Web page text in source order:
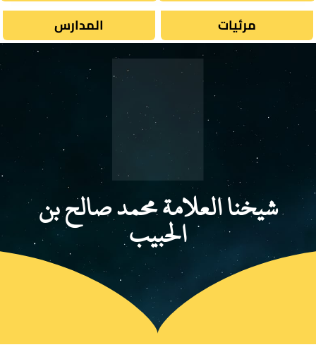
مرئيات المدارس
شيخنا العلامة محمد صالح بن
الحبيب